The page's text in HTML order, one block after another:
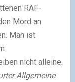
RAF-
Mord an
Man ist
nicht alleine.
Allgemeine